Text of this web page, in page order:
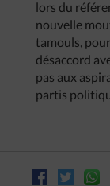
lors du
nouvelle
tamouls,
désaccord
pas aux
partis